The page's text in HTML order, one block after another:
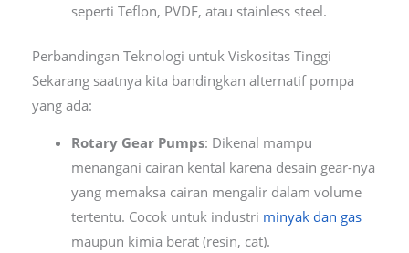
seperti Teflon, PVDF, atau stainless steel.
Perbandingan Teknologi untuk Viskositas Tinggi
Sekarang saatnya kita bandingkan alternatif pompa
yang ada:
Rotary Gear Pumps: Dikenal mampu
menangani cairan kental karena desain gear-nya
yang memaksa cairan mengalir dalam volume
tertentu. Cocok untuk industri minyak dan gas
maupun kimia berat (resin, cat).